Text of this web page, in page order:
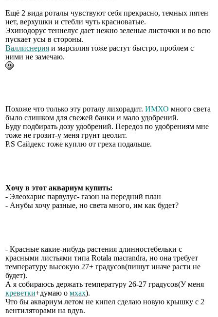
Ещё 2 вида роталы чувствуют себя прекрасно, темных пятен
нет, верхушки и стебли чуть красноватые.
Эхинодорус теннелус дает нежно зеленые листочки и во всю
пускает усы в стороны.
Валлиснерия и марсилия тоже растут быстро, проблем с
ними не замечаю.
Похоже что только эту роталу лихорадит. ИМХО много света
было слишком для свежей банки и мало удобрений.
Буду подбирать дозу удобрений. Передоз по удобрениям мне
тоже не грозит-у меня грунт цеолит.
P.S Сайдекс тоже куплю от греха подальше.
Хочу в этот аквариум купить:
- Элеохарис парвулус- газон на передний план
- Анубы хочу разные, но света много, им как будет?
- Красные какие-нибудь растения длинностебельки с
красными листьями типа Rotala macrandra, но она требует
температуру высокую 27+ градусов(пишут иначе расти не
будет).
А я собираюсь держать температуру 26-27 градусов(У меня
креветки+думаю о мхах).
Что бы аквариум летом не кипел сделаю новую крышку с 2
вентиляторами на вдув.